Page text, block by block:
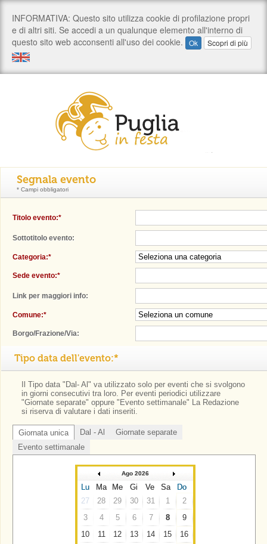
Segnala evento
* Campi obbligatori
Titolo evento:*
Sottotitolo evento:
Categoria:*
Sede evento:*
Link per maggiori info:
Comune:*
Borgo/Frazione/Via:
Tipo data dell'evento:*
Il Tipo data "Dal- Al" va utilizzato solo per eventi che si svolgono
in giorni consecutivi tra loro. Per eventi periodici utilizzare
"Giornate separate" oppure "Evento settimanale" La Redazione
si riserva di valutare i dati inseriti.
Giornata unica Dal - Al
Giornate separate
Evento settimanale
Ago 2026
Lu Ma Me Gi Ve Sa
Do
27
28 29 30 31 1
2
3
4 5 6 7 8
9
10
11 12 13 14 15
16